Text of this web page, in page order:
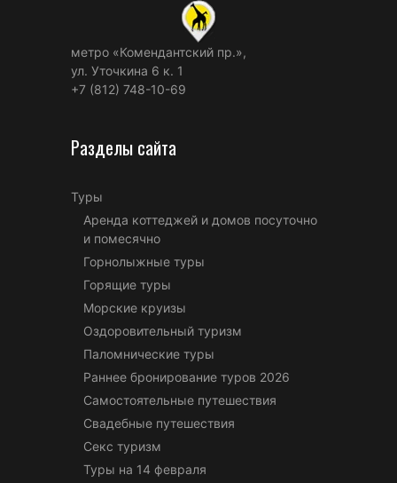
метро «Комендантский пр.»,
ул. Уточкина 6 к. 1
+7 (812) 748-10-69
Разделы сайта
Туры
Аренда коттеджей и домов посуточно
и помесячно
Горнолыжные туры
Горящие туры
Морские круизы
Оздоровительный туризм
Паломнические туры
Раннее бронирование туров 2026
Самостоятельные путешествия
Свадебные путешествия
Секс туризм
Туры на 14 февраля